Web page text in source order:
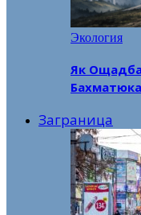
Экология
Як
Бахматюка
Заграница